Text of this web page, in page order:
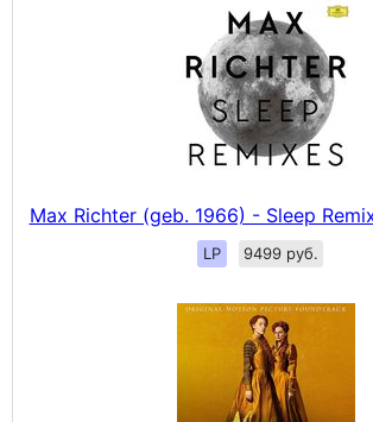
Max Richter (geb. 1966) - Sleep
LP 9499 руб.